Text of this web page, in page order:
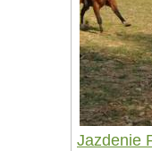
Jazdenie